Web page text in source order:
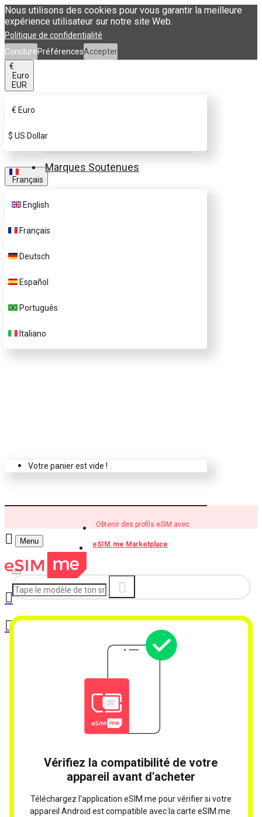
Nous utilisons des cookies pour vous garantir la meilleure
expérience utilisateur sur notre site Web.
Politique de confidentialité
ConclurePréférencesAccepter
€
Euro
EUR
€ Euro
$ US Dollar
Français
English
Français
Deutsch
Español
Português
Italiano
Marques Soutenues
FAQ
Support Client
Nous contacter
Votre panier est vide !
Obtenir des profils eSIM avec
eSIM.me Marketplace
Menu
Vérifiez la compatibilité de votre
appareil avant d'acheter
Téléchargez l'application eSIM.me pour vérifier si votre
appareil Android est compatible avec la carte eSIM.me.